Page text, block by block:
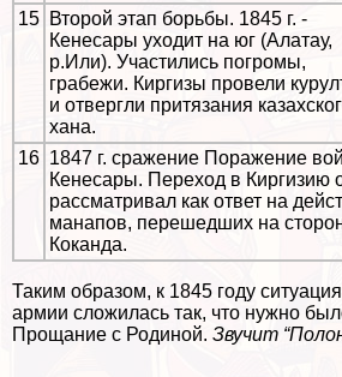
15 Второй этап борьбы. 1845 г. -
Кенесары уходит на юг (Алатау,
р.Или). Участились погромы,
грабежи. Киргизы провели
и отвергли притязания
хана.
16 1847 г. сражение Поражение
Кенесары. Переход в Киргизию
рассматривал как ответ на
манапов, перешедших на
Коканда.
Таким образом, к 1845 году
армии сложилась так, что нужно
Прощание с Родиной. Звучит